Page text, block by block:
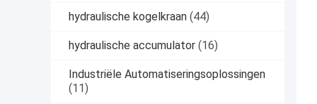
hydraulische kogelkraan (44)
hydraulische accumulator (16)
Industriële Automatiseringsoplossingen
(11)